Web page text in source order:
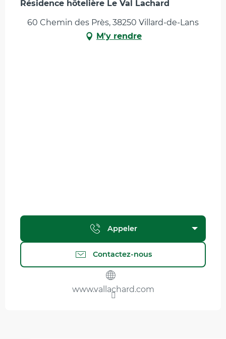
Résidence hôtelière Le Val Lachard
60 Chemin des Près, 38250 Villard-de-Lans
M'y rendre
Appeler
Contactez-nous
www.vallachard.com